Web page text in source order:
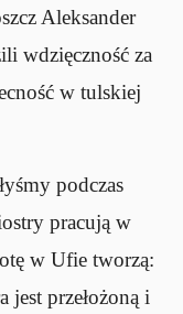
Aleksander
wdzięczność za
w tulskiej
podczas
pracują w
w Ufie tworzą:
przełożoną i